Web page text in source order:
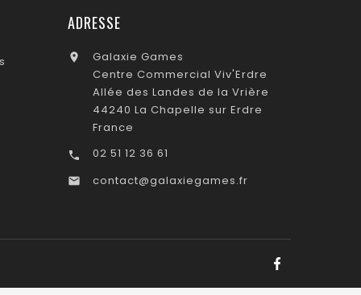
ADRESSE

Galaxie Games
Centre Commercial Viv'Erdre
Allée des Landes de la Vrière
44240 La Chapelle sur Erdre
France
 02 51 12 36 61
 contact@galaxiegames.fr